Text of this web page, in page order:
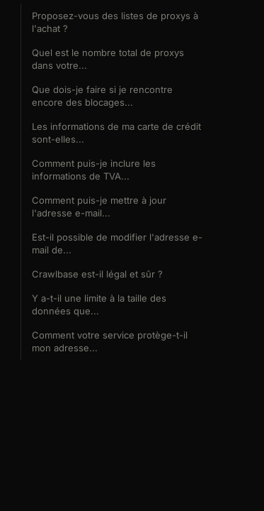
Proposez-vous des listes de proxys à
l'achat ?
Quel est le nombre total de proxys
dans votre...
Que dois-je faire si je rencontre
encore des blocages...
Les informations de ma carte de crédit
sont-elles...
Comment puis-je inclure les
informations de TVA...
Comment puis-je mettre à jour
l'adresse e-mail...
Est-il possible de modifier l'adresse e-
mail de...
Crawlbase est-il légal et sûr ?
Y a-t-il une limite à la taille des
données que...
Comment votre service protège-t-il
mon adresse...